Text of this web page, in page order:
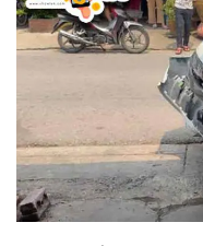
ถ่ายทอดสดหวยไต้หวั
ถ่ายทอดสดหวยกัมพู
หวยหุ้นสด
หวยหุ้นไทย เย็น